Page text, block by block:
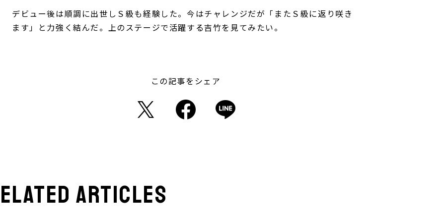
デビュー後は順調に出世しＳ級も経験した。今はチャレンジだが「またＳ級に返り咲き
ます」と力強く結んだ。上のステージで活躍する吉竹を見てみたい。
この記事をシェア
articles